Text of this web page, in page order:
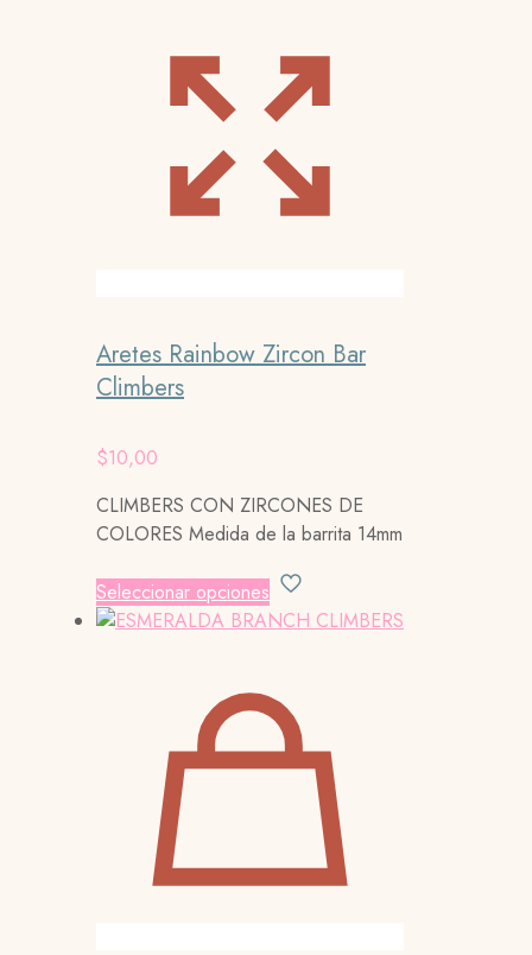
Aretes Rainbow Zircon Bar
Climbers
$10,00
CLIMBERS CON ZIRCONES DE
COLORES Medida de la barrita 14mm
Seleccionar opciones Este
producto
tiene
variantes.
Las
opciones
pueden
en
la